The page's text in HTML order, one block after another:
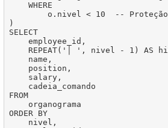
    WHERE
o.nivel < 10  --
)
SELECT
    employee_id,
REPEAT('│ ', nivel - 1) AS
    name,
    position,
    salary,
    cadeia_comando
FROM
    organograma
ORDER BY
    nivel,